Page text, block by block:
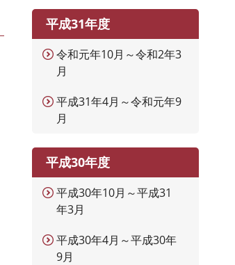
平成31年度
令和元年10月～令和2年3
月
平成31年4月～令和元年9
月
平成30年度
平成30年10月～平成31
年3月
平成30年4月～平成30年
9月